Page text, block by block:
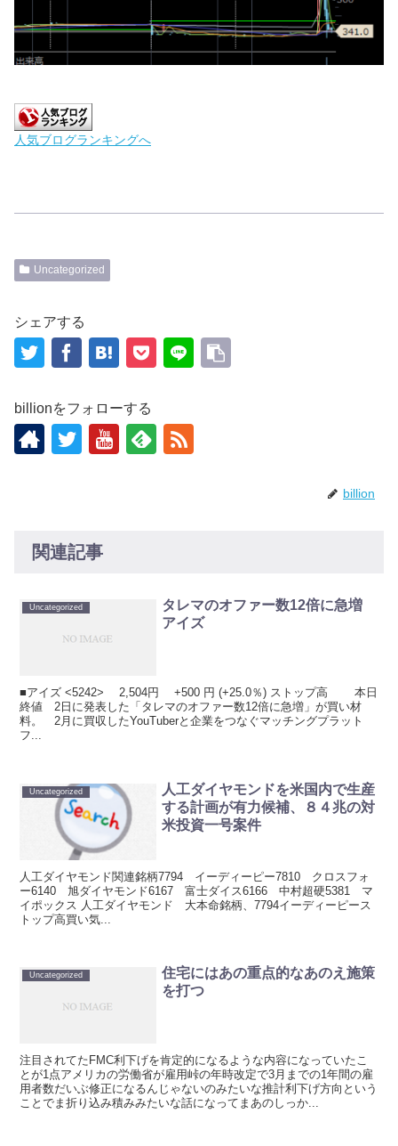
人気ブログランキングへ
Uncategorized
シェアする
billionをフォローする
billion
関連記事
Uncategorized
タレマのオファー数12倍に急増
アイズ
■アイズ <5242> 2,504円 +500 円 (+25.0％) ストップ高 本日
終値 2日に発表した「タレマのオファー数12倍に急増」が買い材
料。 2月に買収したYouTuberと企業をつなぐマッチングプラット
フ...
Uncategorized
人工ダイヤモンドを米国内で生産
する計画が有力候補、８４兆の対
米投資一号案件
人工ダイヤモンド関連銘柄7794 イーディーピー7810 クロスフォ
ー6140 旭ダイヤモンド6167 富士ダイス6166 中村超硬5381 マ
イポックス 人工ダイヤモンド 大本命銘柄、7794イーディーピース
トップ高買い気...
Uncategorized
住宅にはあの重点的なあのえ施策
を打つ
注目されてたFMC利下げを肯定的になるような内容になっていたこ
とが1点アメリカの労働省が雇用峠の年時改定で3月までの1年間の雇
用者数だいぶ修正になるんじゃないのみたいな推計利下げ方向という
ことでま折り込み積みみたいな話になってまあのしっか...